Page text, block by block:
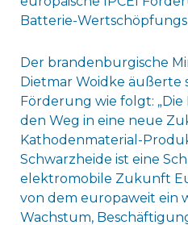
Batterie-
Der brandenburgische
Dietmar Woidke äußerte
Förderung wie folgt:
den Weg in eine neue
Kathodenmaterial-
Schwarzheide ist eine
elektromobile Zukunft
von dem europaweit ein
Wachstum,